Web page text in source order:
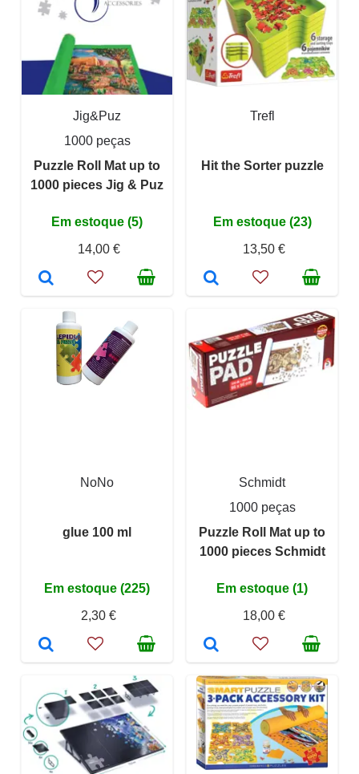
Jig&Puz
1000 peças
Puzzle Roll Mat up to
1000 pieces Jig & Puz
Em estoque (5)
14,00 €
Trefl
Hit the Sorter puzzle
Em estoque (23)
13,50 €
NoNo
glue 100 ml
Em estoque (225)
2,30 €
Schmidt
1000 peças
Puzzle Roll Mat up to
1000 pieces Schmidt
Em estoque (1)
18,00 €